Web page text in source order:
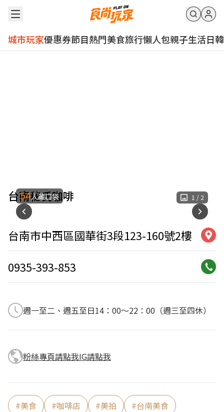
城市玩家優惠券節目熱門美食旅行懶人包親子生活日韓
台南秘氏咖啡 1 / 2
54人藏口袋
台南市中西區國華街3段123-160號2樓
0935-393-853
週一至二、週五至日14：00～22：00（週三至四休）
粉絲專頁請點我IG請點我
#美食 #咖啡店 #美拍 #台南美食